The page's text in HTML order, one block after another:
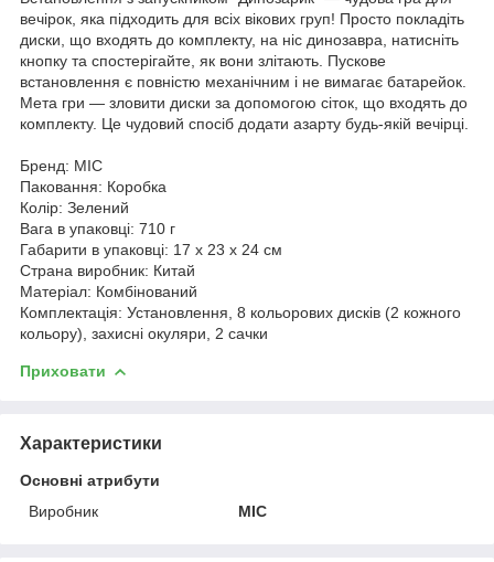
вечірок, яка підходить для всіх вікових груп! Просто покладіть
диски, що входять до комплекту, на ніс динозавра, натисніть
кнопку та спостерігайте, як вони злітають. Пускове
встановлення є повністю механічним і не вимагає батарейок.
Мета гри — зловити диски за допомогою сіток, що входять до
комплекту. Це чудовий спосіб додати азарту будь-якій вечірці.
Бренд: MIC
Паковання: Коробка
Колір: Зелений
Вага в упаковці: 710 г
Габарити в упаковці: 17 x 23 x 24 см
Страна виробник: Китай
Матеріал: Комбінований
Комплектація: Установлення, 8 кольорових дисків (2 кожного
кольору), захисні окуляри, 2 сачки
Приховати
Характеристики
Основні атрибути
Виробник
MIC